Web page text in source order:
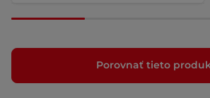
Porovnať tieto